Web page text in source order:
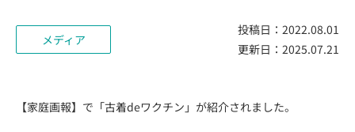
古着deワクチンセンター紹介
ご利用者様 のお声 よくあるご質問
メディア
投稿日： 2022.08.01
更新日： 2025.07.21
【家庭画報】で「古着deワクチン」が紹介されました。